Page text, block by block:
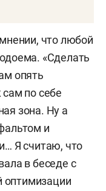
что любой
«Сделать
опять
сам по себе
зона. Ну а
и
Я считаю, что
в беседе с